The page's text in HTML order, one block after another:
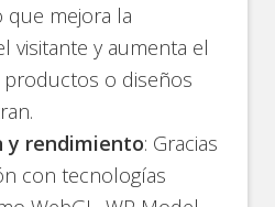
que mejora la
visitante y aumenta el
o diseños
y rendimiento: Gracias
con tecnologías